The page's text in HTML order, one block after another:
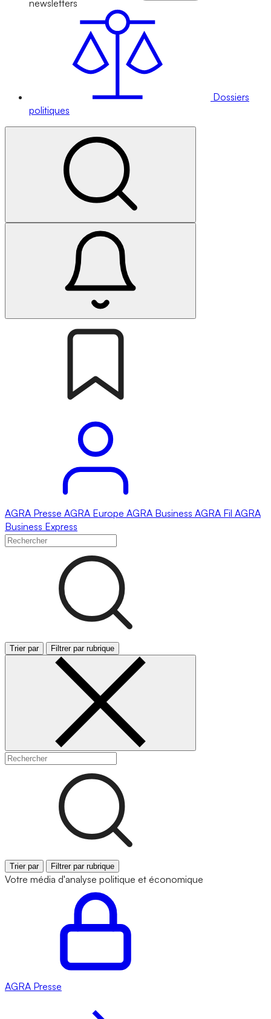
newsletters
Dossiers
politiques
AGRA Presse AGRA Europe AGRA Business AGRA Fil AGRA
Business Express
Trier par Filtrer par rubrique
Trier par Filtrer par rubrique
Votre média d'analyse politique et économique
AGRA Presse